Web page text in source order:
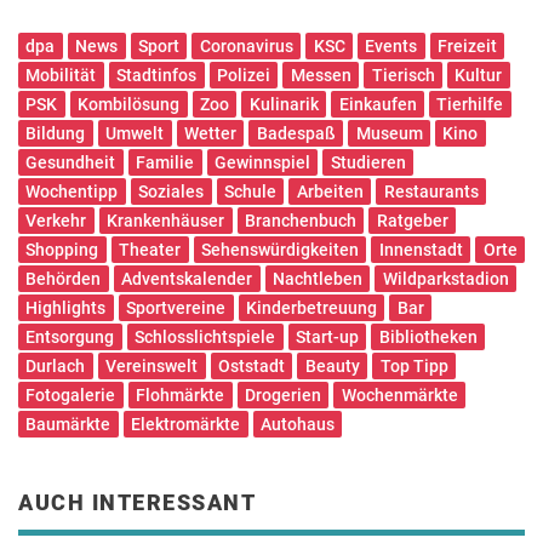
dpa News Sport Coronavirus KSC Events
Freizeit
Mobilität
Stadtinfos Polizei Messen Tierisch
Kultur
PSK
Kombilösung Zoo Kulinarik Einkaufen
Tierhilfe
Bildung
Umwelt Wetter Badespaß Museum
Kino
Gesundheit
Familie Gewinnspiel
Studieren
Wochentipp
Soziales Schule Arbeiten
Restaurants
Verkehr
Krankenhäuser Branchenbuch
Ratgeber
Shopping
Theater Sehenswürdigkeiten Innenstadt
Orte
Behörden
Adventskalender Nachtleben
Wildparkstadion
Highlights
Sportvereine Kinderbetreuung
Bar
Entsorgung
Schlosslichtspiele Start-up
Bibliotheken
Durlach
Vereinswelt Oststadt Beauty
Top Tipp
Fotogalerie
Flohmärkte Drogerien
Wochenmärkte
Baumärkte
Elektromärkte Autohaus
AUCH INTERESSANT